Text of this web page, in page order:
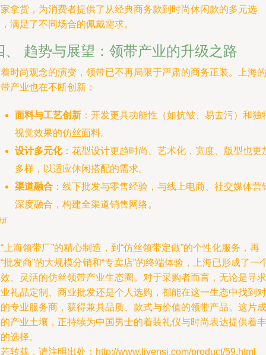
拿货，为消费者提供了从经典商务款到时尚休闲款的多元选
满足了不同场合的佩戴需求。
、 趋势与展望：领带产业的升级之路
时尚观念的演变，领带已不再局限于严肃的商务正装。上海的
产业也在不断创新：
面料与工艺创新 ：开发更具功能性（如抗皱、易去污）和独
视觉效果的仿丝面料。
设计多元化：花型设计更趋时尚、艺术化，宽度、版型也更
多样，以适应休闲搭配的需求。
渠道融合 ：线下批发与零售经验，与线上电商、社交媒体营
深度融合，构建全渠道销售网络。
上海领带厂”的精心制造，到“仿丝领带定做”的个性化服务，再
批发商”的大规模分销和“专卖店”的终端体验，上海已形成了一
、灵活的仿丝领带产业生态圈。对于采购者而言，无论是寻求
礼品定制、商业批发还是个人选购，都能在这一生态中找到对
专业服务商，获得兼具品质、款式与价值的领带产品。这片成
产业土壤，正持续为中国男士的着装礼仪与时尚表达提供着丰
选择。
转载，请注明出处：http://www.livensi.com/product/59.html